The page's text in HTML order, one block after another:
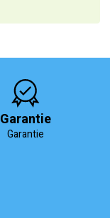
Garantie
Garantie